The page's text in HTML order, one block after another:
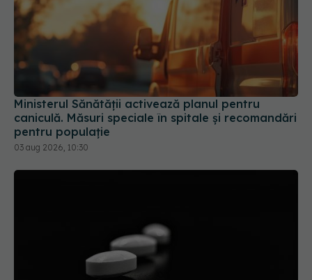
Ministerul Sănătății activează planul pentru
caniculă. Măsuri speciale în spitale și recomandări
pentru populație
03 aug 2026, 10:30